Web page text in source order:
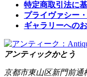
特定商取引法に
プライヴァシー
ギャラリーへの
アンティックかとう
京都市東山区新門前通